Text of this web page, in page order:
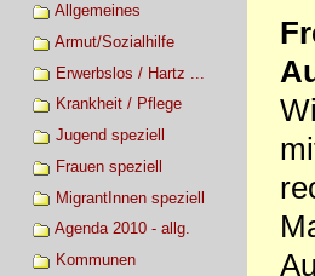
Allgemeines
Armut/Sozialhilfe
Erwerbslos / Hartz ...
Krankheit / Pflege
Jugend speziell
Frauen speziell
MigrantInnen speziell
Agenda 2010 - allg.
Kommunen